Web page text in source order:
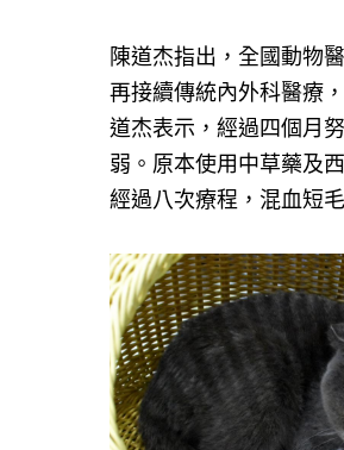
陳道杰指出，全國動物
再接續傳統內外科醫療
道杰表示，經過四個月
弱。原本使用中草藥及
經過八次療程，混血短